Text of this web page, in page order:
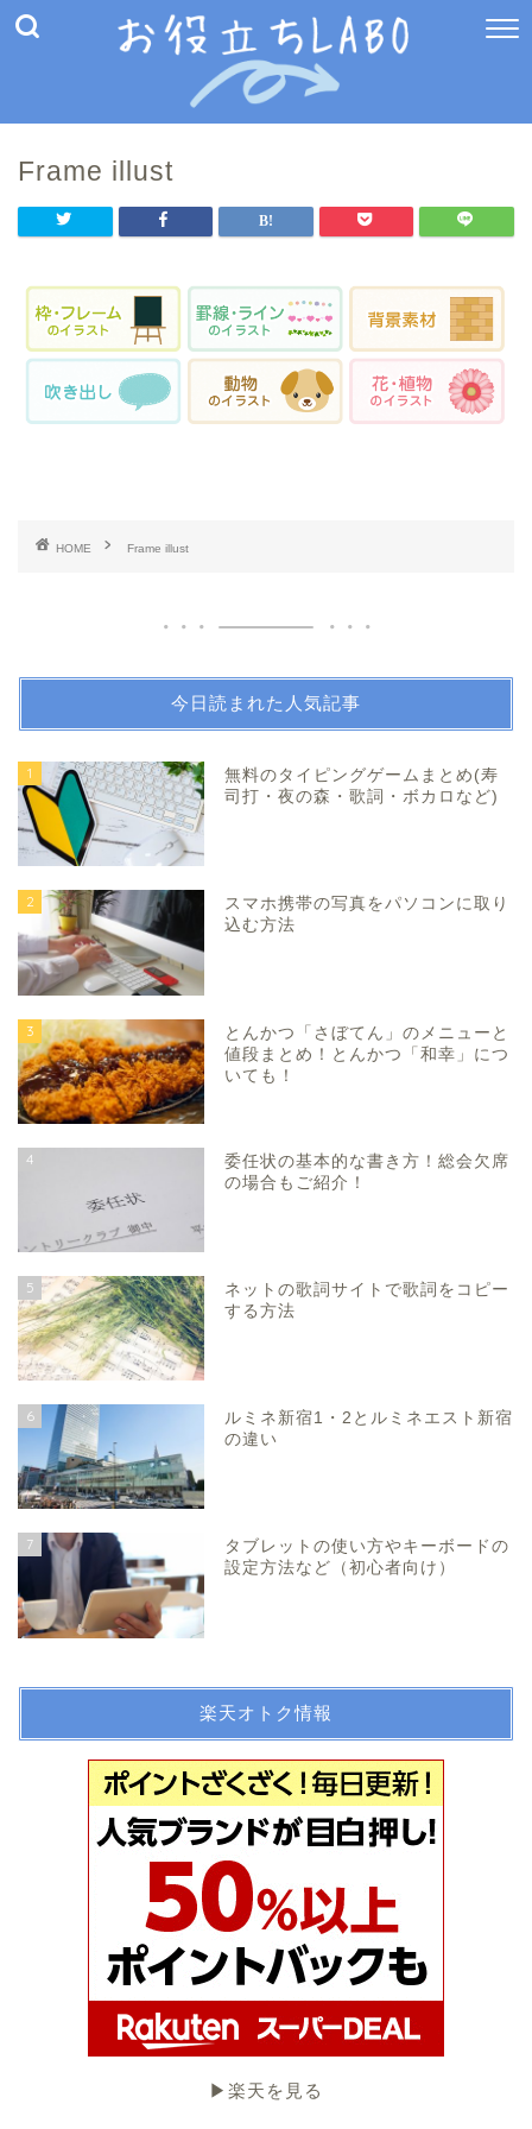
Frame illust
HOME Frame illust
今日読まれた人気記事
1
無料のタイピングゲームまとめ(寿
司打・夜の森・歌詞・ボカロなど)
2
スマホ携帯の写真をパソコンに取り
込む方法
3
とんかつ「さぼてん」のメニューと
値段まとめ！とんかつ「和幸」につ
いても！
4
委任状の基本的な書き方！総会欠席
の場合もご紹介！
5
ネットの歌詞サイトで歌詞をコピー
する方法
6
ルミネ新宿1・2とルミネエスト新宿
の違い
7
タブレットの使い方やキーボードの
設定方法など（初心者向け）
楽天オトク情報
▶︎楽天を見る